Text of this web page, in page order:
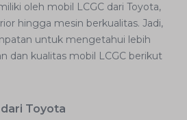
oleh mobil LCGC dari Toyota,
hingga mesin berkualitas. Jadi,
untuk mengetahui lebih
dan kualitas mobil LCGC berikut
Toyota